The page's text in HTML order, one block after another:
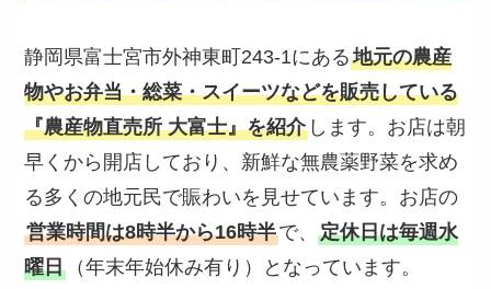
静岡県富士宮市外神東町243-1にある地元の農産
物やお弁当・総菜・スイーツなどを販売している
『農産物直売所 大富士』を紹介 します。お店は朝
早くから開店しており、新鮮な無農薬野菜を求め
る多くの地元民で賑わいを見せています。お店の
営業時間は8時半から16時半で、定休日は毎週水
曜日 （年末年始休み有り）となっています。